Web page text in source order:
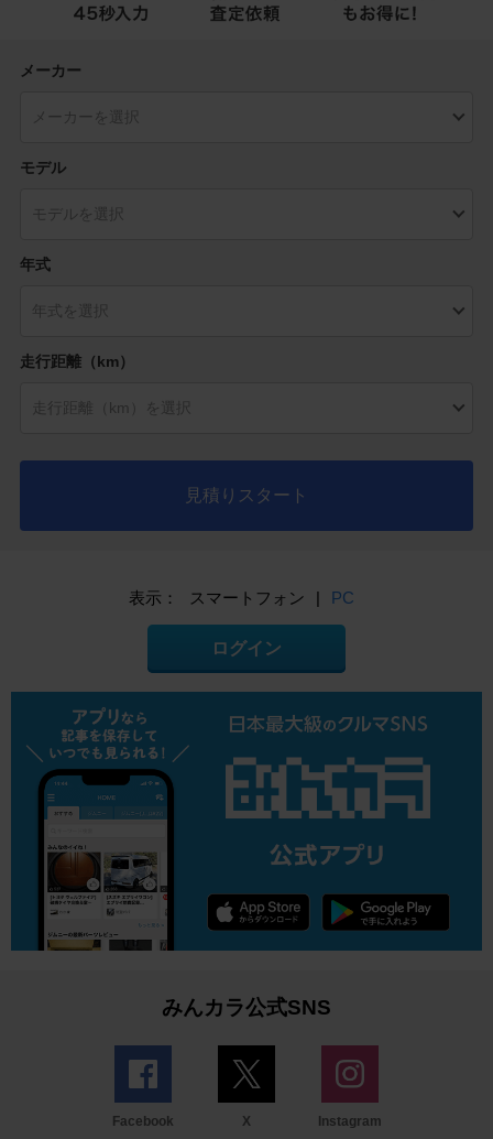
メーカー
モデル
年式
走行距離（km）
見積りスタート
表示： スマートフォン | PC
ログイン
みんカラ公式SNS
Facebook X Instagram